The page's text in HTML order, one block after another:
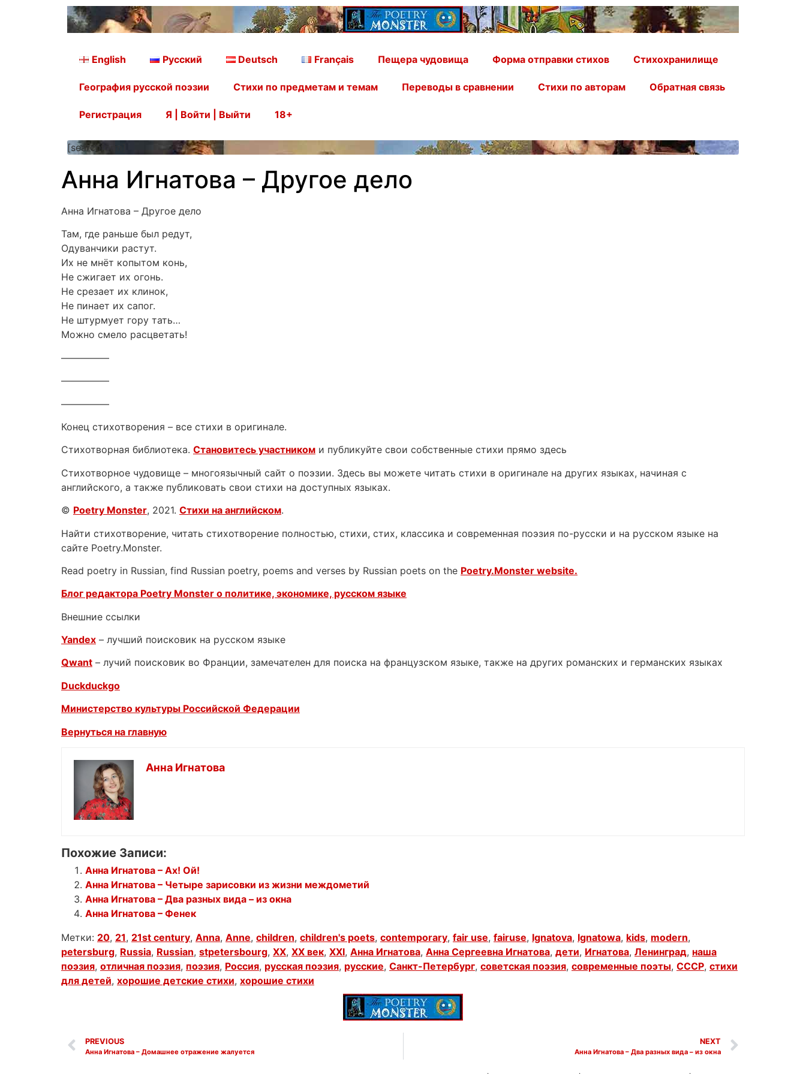
English Русский Deutsch Français Пещера чудовища Форма отправки стихов Стихохранилище
География русской поэзии Стихи по предметам и темам Переводы в сравнении Стихи по авторам Обратная связь
Регистрация Я | Войти | Выйти 18+
[searchform]
Анна Игнатова – Другое дело
Анна Игнатова – Другое дело
Там, где раньше был редут,
Одуванчики растут.
Их не мнёт копытом конь,
Не сжигает их огонь.
Не срезает их клинок,
Не пинает их сапог.
Не штурмует гору тать…
Можно смело расцветать!
—————
—————
—————
Конец стихотворения – все стихи в оригинале.
Стихотворная библиотека. Становитесь участником и публикуйте свои собственные стихи прямо здесь
Стихотворное чудовище – многоязычный сайт о поэзии. Здесь вы можете читать стихи в оригинале на других языках, начиная с
английского, а также публиковать свои стихи на доступных языках.
© Poetry Monster, 2021. Стихи на английском.
Найти стихотворение, читать стихотворение полностью, стихи, стих, классика и современная поэзия по-русски и на русском языке на
сайте Poetry.Monster.
Read poetry in Russian, find Russian poetry, poems and verses by Russian poets on the Poetry.Monster website.
Блог редактора Poetry Monster о политике, экономике, русском языке
Внешние ссылки
Yandex – лучший поисковик на русском языке
Qwant – лучий поисковик во Франции, замечателен для поиска на французском языке, также на других романских и германских языках
Duckduckgo
Министерство культуры Российской Федерации
Вернуться на главную
Анна Игнатова
Похожие Записи:
Анна Игнатова – Ах! Ой!
Анна Игнатова – Четыре зарисовки из жизни междометий
Анна Игнатова – Два разных вида – из окна
Анна Игнатова – Фенек
Метки: 20, 21, 21st century, Anna, Anne, children, children's poets, contemporary, fair use, fairuse, Ignatova, Ignatowa, kids, modern,
petersburg, Russia, Russian, stpetersbourg, XX, XX век, XXI, Анна Игнатова, Анна Сергеевна Игнатова, дети, Игнатова, Ленинград, наша
поэзия, отличная поэзия, поэзия, Россия, русская поэзия, русские, Санкт-Петербург, советская поэзия, современные поэты, СССР, стихи
для детей, хорошие детские стихи, хорошие стихи
PREVIOUS
Анна Игнатова – Домашнее отражение жалуется
NEXT
Анна Игнатова – Два разных вида – из окна